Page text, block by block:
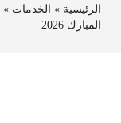
الرئيسية » الخدمات »
المبارك 2026